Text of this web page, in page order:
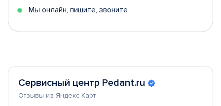
Мы онлайн, пишите, звоните
Сервисный центр Pedant.ru
Отзывы из Яндекс Карт